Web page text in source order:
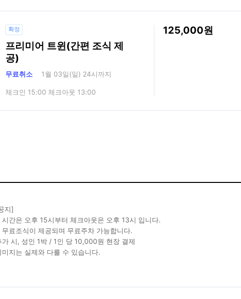
확정
프리미어 트윈(간편 조식 제
공)
무료취소 1월 03일(일) 24시까지
체크인 15:00 체크아웃 13:00
125,000
지]
시간은 오후 15시부터 체크아웃은 오후 13시 입니다.
무료조식이 제공되며 무료주차 가능합니다.
가 시, 성인 1박 / 1인 당 10,000원 현장 결제
미지는 실제와 다를 수 있습니다.